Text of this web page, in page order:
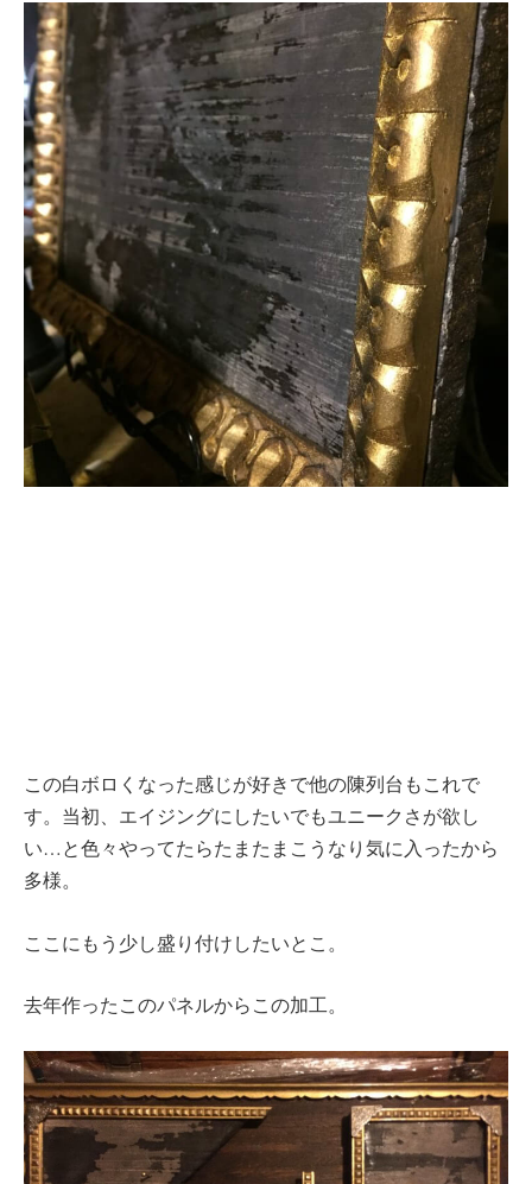
この白ボロくなった感じが好きで他の陳列台もこれで
す。当初、エイジングにしたいでもユニークさが欲し
い…と色々やってたらたまたまこうなり気に入ったから
多様。
ここにもう少し盛り付けしたいとこ。
去年作ったこのパネルからこの加工。